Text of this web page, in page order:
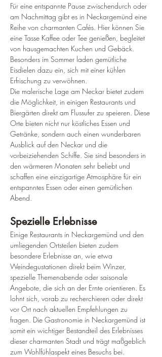
Für eine entspannte Pause zwischendurch oder
am Nachmittag gibt es in Neckargemünd eine
Reihe von charmanten Cafés. Hier können Sie
eine Tasse Kaffee oder Tee genießen, begleitet
von hausgemachten Kuchen und Gebäck.
Besonders im Sommer laden gemütliche
Eisdielen dazu ein, sich mit einer kühlen
Erfrischung zu verwöhnen.
Die malerische Lage am Neckar bietet zudem
die Möglichkeit, in einigen Restaurants und
Biergärten direkt am Flussufer zu speieren. Diese
Orte bieten nicht nur köstliches Essen und
Getränke, sondern auch einen wunderbaren
Ausblick auf den Neckar und die
vorbeiziehenden Schiffe. Sie sind besonders in
den wärmeren Monaten sehr beliebt und
schaffen eine einzigartige Atmosphäre für ein
entspanntes Essen oder einen gemütlichen
Abend.
Spezielle Erlebnisse
Einige Restaurants in Neckargemünd und den
umliegenden Ortsteilen bieten zudem
besondere Erlebnisse an, wie etwa
Weindegustationen direkt beim Winzer,
spezielle Themenabende oder saisonale
Angebote, die sich an der Ernte orientieren. Es
lohnt sich, vorab zu recherchieren oder direkt
vor Ort nach aktuellen Empfehlungen zu
fragen. Die Gastronomie in Neckargemünd ist
somit ein wichtiger Bestandteil des Erlebnisses
dieser charmanten Stadt und trägt maßgeblich
zum Wohlfühlaspekt eines Besuchs bei.